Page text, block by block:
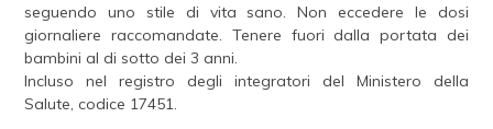
seguendo uno stile di vita sano. Non eccedere le dosi
giornaliere raccomandate. Tenere fuori dalla portata dei
bambini al di sotto dei 3 anni.
Incluso nel registro degli integratori del Ministero della
Salute, codice 17451.